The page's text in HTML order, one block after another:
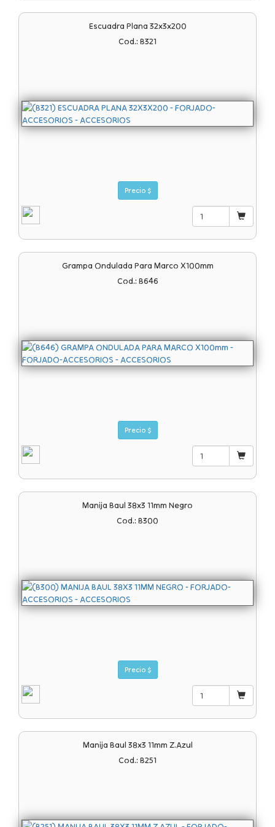
Escuadra Plana 32x3x200
Cod.: B321
Precio $
Grampa Ondulada Para Marco X100mm
Cod.: B646
Precio $
Manija Baul 38x3 11mm Negro
Cod.: B300
Precio $
Manija Baul 38x3 11mm Z.azul
Cod.: B251